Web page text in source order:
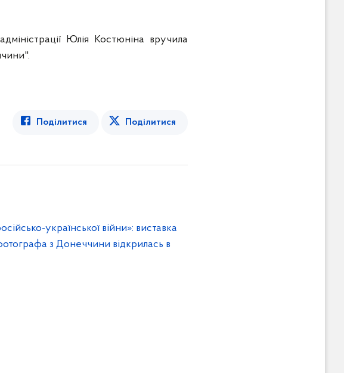
Юлія Костюніна вручила
Поділитися Поділитися
української війни»: виставка
з Донеччини відкрилась в